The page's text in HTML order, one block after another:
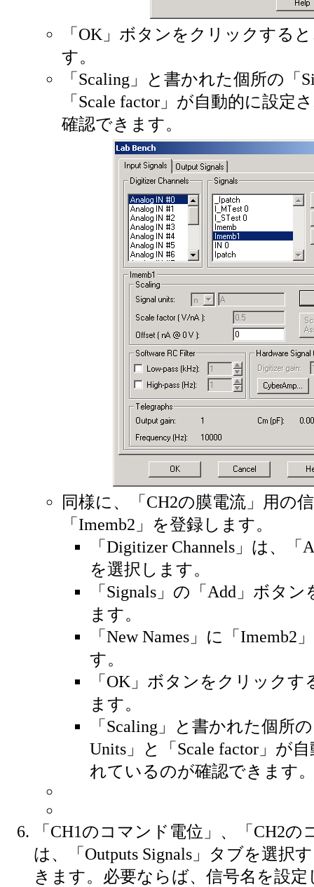
「OK」ボタンをクリックする
す。
「Scaling」と書かれた個所の「
「Scale factor」が自動的に設定
確認できます。
同様に、「CH2の膜電流」用の
「Imemb2」を登録します。
「Digitizer Channels」は、「
を選択します。
「Signals」の「Add」ボタ
ます。
「New Names」に「Imemb2
す。
「OK」ボタンをクリックす
ます。
「Scaling」と書かれた個所
Units」と「Scale factor」が
れているのが確認できます
「CH1のコマンド電位」、「CH2の
は、「Outputs Signals」タブを選択
きます。必要ならば、信号名を設